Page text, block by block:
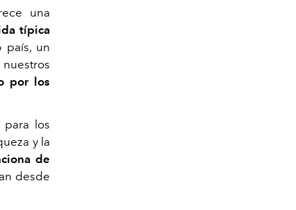
una
típica
país, un
por los
los
y la
de
desde